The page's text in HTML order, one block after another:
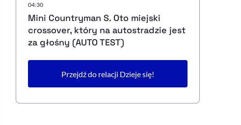
04:30
Mini Countryman S. Oto miejski
crossover, który na autostradzie jest
za głośny (AUTO TEST)
Przejdź do relacji Dzieje się!